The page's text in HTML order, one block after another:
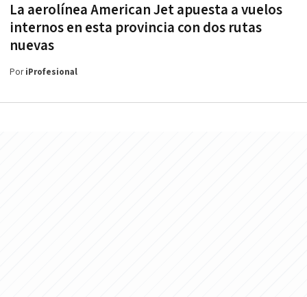
La aerolínea American Jet apuesta a vuelos
internos en esta provincia con dos rutas
nuevas
PoriProfesional